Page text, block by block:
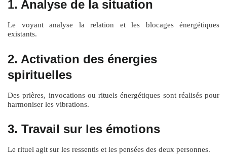
1. Analyse de la situation
Le voyant analyse la relation et les blocages énergétiques
existants.
2. Activation des énergies
spirituelles
Des prières, invocations ou rituels énergétiques sont réalisés pour
harmoniser les vibrations.
3. Travail sur les émotions
Le rituel agit sur les ressentis et les pensées des deux personnes.